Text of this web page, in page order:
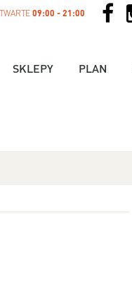
09:00 - 21:00
SKLEPY PLAN